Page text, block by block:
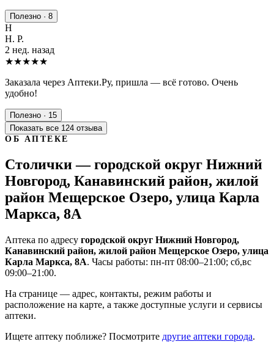
Полезно · 8
Н
Н. Р.
2 нед. назад
★★★★★
Заказала через Аптеки.Ру, пришла — всё готово. Очень
удобно!
Полезно · 15
Показать все 124 отзыва
ОБ АПТЕКЕ
Столички — городской округ Нижний
Новгород, Канавинский район, жилой
район Мещерское Озеро, улица Карла
Маркса, 8А
Аптека по адресу городской округ Нижний Новгород,
Канавинский район, жилой район Мещерское Озеро, улица
Карла Маркса, 8А. Часы работы: пн-пт 08:00–21:00; сб,вс
09:00–21:00.
На странице — адрес, контакты, режим работы и
расположение на карте, а также доступные услуги и сервисы
аптеки.
Ищете аптеку поближе? Посмотрите другие аптеки города.